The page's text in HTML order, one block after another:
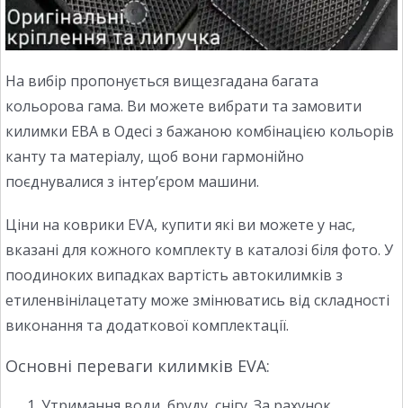
На вибір пропонується вищезгадана багата
кольорова гама. Ви можете вибрати та замовити
килимки ЕВА в Одесі з бажаною комбінацією кольорів
канту та матеріалу, щоб вони гармонійно
поєднувалися з інтер’єром машини.
Ціни на коврики EVA, купити які ви можете у нас,
вказані для кожного комплекту в каталозі біля фото. У
поодиноких випадках вартість автокилимків з
етиленвінілацетату може змінюватись від складності
виконання та додаткової комплектації.
Основні переваги килимків EVA: